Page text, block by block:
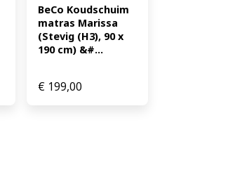
BeCo Koudschuim
matras Marissa
(Stevig (H3), 90 x
190 cm) &#...
€ 199,00